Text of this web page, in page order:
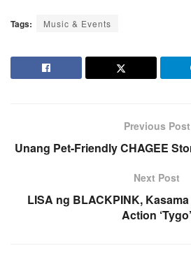
Tags: Music & Events
Previous Post
Unang Pet-Friendly CHAGEE
Next Post
LISA ng BLACKPINK,
Action ‘Tygo’